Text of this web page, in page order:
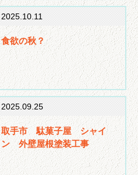
2025.10.11
食欲の秋？
2025.09.25
取手市 駄菓子屋 シャイ
ン 外壁屋根塗装工事